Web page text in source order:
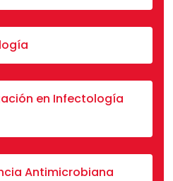
en Infectología
Antimicrobiana